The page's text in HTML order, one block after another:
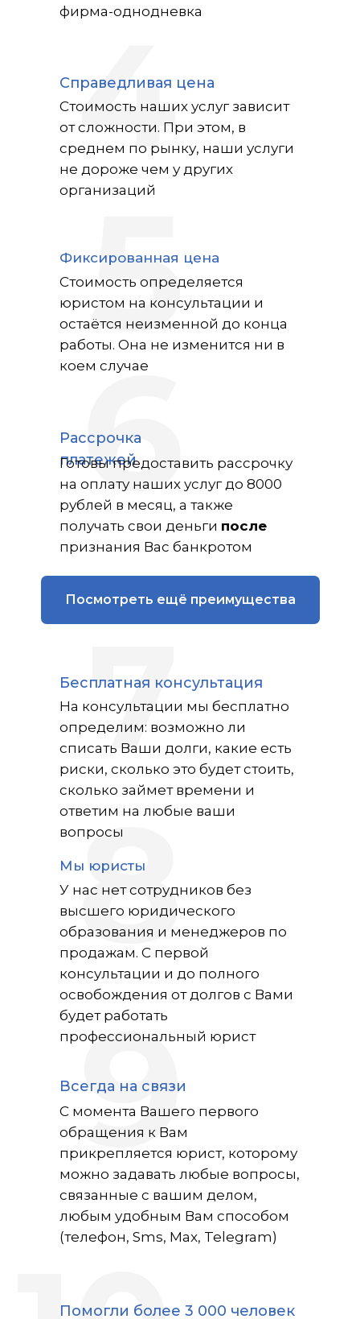
фирма-однодневка
6
5
4
Справедливая цена
Фиксированная цена
Рассрочка
платежей
Стоимость наших услуг зависит
от сложности. При этом, в
среднем по рынку, наши услуги
не дороже чем у других
организаций
Стоимость определяется
юристом на консультации и
остаётся неизменной до конца
работы. Она не изменится ни в
коем случае
Готовы предоставить рассрочку
на оплату наших услуг до 8000
рублей в месяц, а также
получать свои деньги после
признания Вас банкротом
Посмотреть ещё преимущества
9
8
7
Бесплатная консультация
Мы юристы
Всегда на связи
На консультации мы бесплатно
определим: возможно ли
списать Ваши долги, какие есть
риски, сколько это будет стоить,
сколько займет времени и
ответим на любые ваши
вопросы
У нас нет сотрудников без
высшего юридического
образования и менеджеров по
продажам. С первой
консультации и до полного
освобождения от долгов с Вами
будет работать
профессиональный юрист
С момента Вашего первого
обращения к Вам
прикрепляется юрист, которому
можно задавать любые вопросы,
связанные с вашим делом,
любым удобным Вам способом
(телефон, Sms, Max, Telegram)
Помогли более 3 000 человек